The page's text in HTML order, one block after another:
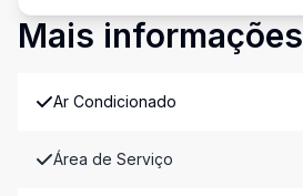
Mais informações
Ar Condicionado
Área de Serviço